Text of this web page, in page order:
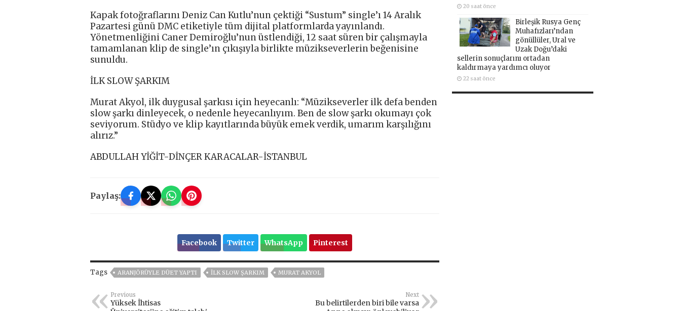
Kapak fotoğraflarını Deniz Can Kutlu’nun çektiği “Sustum” single’ı 14 Aralık
Pazartesi günü DMC etiketiyle tüm dijital platformlarda yayınlandı.
Yönetmenliğini Caner Demiroğlu’nun üstlendiği, 12 saat süren bir çalışmayla
tamamlanan klip de single’ın çıkışıyla birlikte müzikseverlerin beğenisine
sunuldu.
İLK SLOW ŞARKIM
Murat Akyol, ilk duygusal şarkısı için heyecanlı: “Müzikseverler ilk defa benden
slow şarkı dinleyecek, o nedenle heyecanlıyım. Ben de slow şarkı okumayı çok
seviyorum. Stüdyo ve klip kayıtlarında büyük emek verdik, umarım karşılığını
alırız.”
ABDULLAH YİĞİT-DİNÇER KARACALAR-İSTANBUL
Paylaş:
Facebook Twitter WhatsApp Pinterest
Tags ARANJÖRÜYLE DÜET YAPTI İLK SLOW ŞARKIM MURAT AKYOL
Previous
Yüksek İhtisas
Next
Bu belirtilerden biri bile varsa
20 saat önce
Birleşik Rusya Genç
Muhafızları’ndan
gönüllüler, Ural ve
Uzak Doğu’daki
sellerin sonuçlarını ortadan
kaldırmaya yardımcı oluyor
22 saat önce